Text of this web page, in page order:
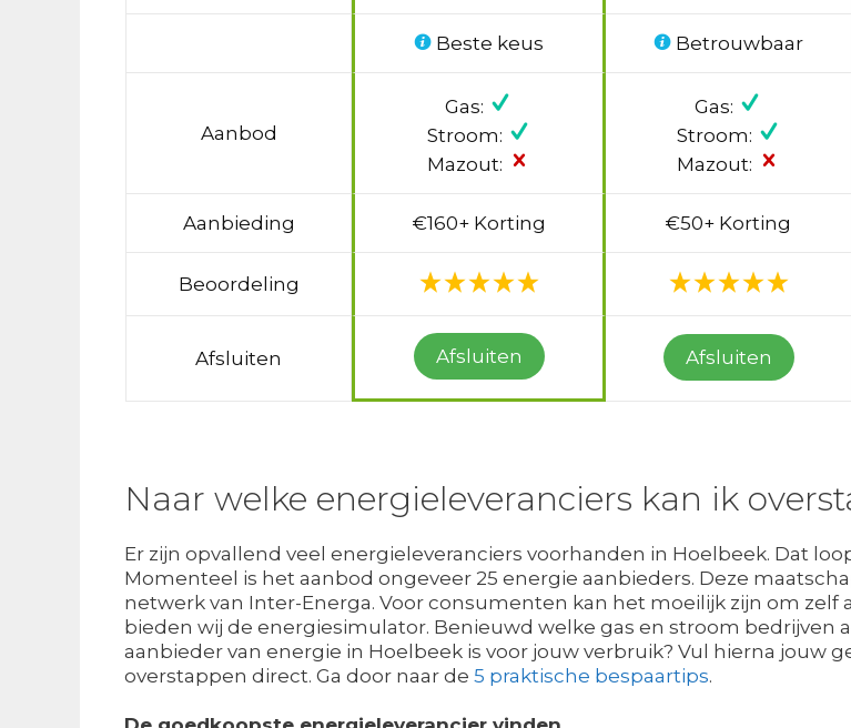
Beste keus Betrouwbaar
Aanbod
Gas:
Stroom:
Mazout:
Gas:
Stroom:
Mazout:
Aanbieding €160+ Korting €50+ Korting
Beoordeling
Afsluiten Afsluiten Afsluiten
Naar welke energieleveranciers kan ik
Er zijn opvallend veel energieleveranciers voorhanden in Hoelbeek. Dat
Momenteel is het aanbod ongeveer 25 energie aanbieders. Deze
netwerk van Inter-Energa. Voor consumenten kan het moeilijk zijn om zelf
bieden wij de energiesimulator. Benieuwd welke gas en stroom bedrijven
aanbieder van energie in Hoelbeek is voor jouw verbruik? Vul hierna jouw
overstappen direct. Ga door naar de 5 praktische bespaartips.